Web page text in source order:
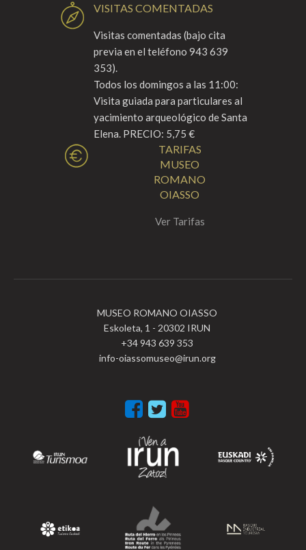
VISITAS COMENTADAS
Visitas comentadas (bajo cita
previa en el teléfono 943 639
353).
Todos los domingos a las 11:00:
Visita guiada para particulares al
yacimiento arqueológico de Santa
Elena. PRECIO: 5,75 €
TARIFAS
MUSEO
ROMANO
OIASSO
Ver Tarifas
MUSEO ROMANO OIASSO
Eskoleta, 1 - 20302 IRUN
+34 943 639 353